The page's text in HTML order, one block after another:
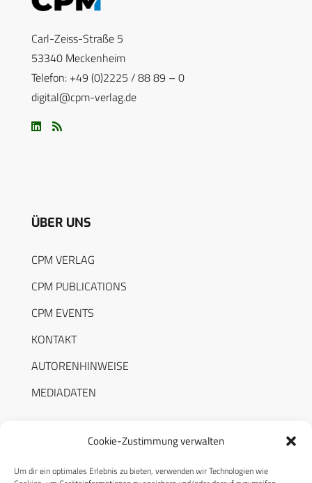
Cookie-Zustimmung verwalten
Um dir ein optimales Erlebnis zu bieten, verwenden wir Technologien wie
Carl-Zeiss-Straße 5
53340 Meckenheim
Telefon: +49 (0)2225 / 88 89 – 0
digital@cpm-verlag.de
ÜBER UNS
CPM VERLAG
CPM PUBLICATIONS
CPM EVENTS
KONTAKT
AUTORENHINWEISE
MEDIADATEN
RECHTLICHES